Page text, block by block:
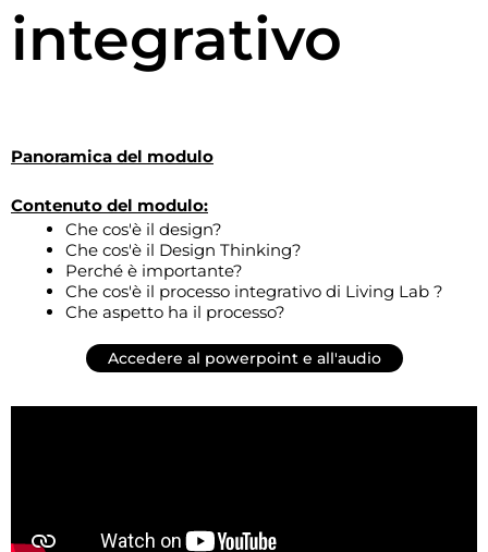
integrativo
Panoramica del modulo
Contenuto del modulo:
Che cos'è il design?
Che cos'è il Design Thinking?
Perché è importante?
Che cos'è il processo integrativo di Living Lab ?
Che aspetto ha il processo?
Accedere al powerpoint e all'audio